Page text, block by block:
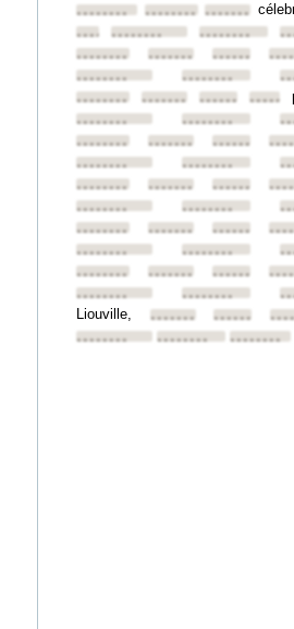
•••••••• •••••••• ••••••••
•••••••••••••••• ••••••••
••••••••
•••••••• ••••••••
••••••••
••••••••
••••••••
•••••••• ••••••••
••••••••
••••••••
••••••••
•••••••• ••••••••
••••••••
••••••••
••••••••
•••••••• ••••••••
••••••••
••••••••
••••••••
•••••••• ••••••••
••••••••
••••••••
••••••••
•••••••• ••••••••
••••••••
••••••••
Liouville, •••••••• ••••••••
••••••••
•••••••• ••••••••